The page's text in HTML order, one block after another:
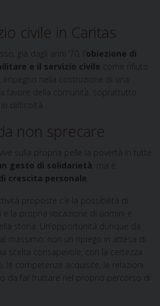
civile in Caritas
già dagli anni ’70, l’ obiezione di
e il servizio civile come rifiuto
impegno nella costruzione di una
favore della comunità, soprattutto
difficoltà.
non sprecare
sulla propria pelle la povertà in tutte
gesto di solidarietà , ma è
crescita personale
proposte c’è la possibilità di
la propria vocazione di uomini e
storia. Un’opportunità dunque da
massimo: non un ripiego in attesa di
scelta consapevole, con la certezza
le competenze acquisite, le relazioni
da far fruttare nel proprio percorso di